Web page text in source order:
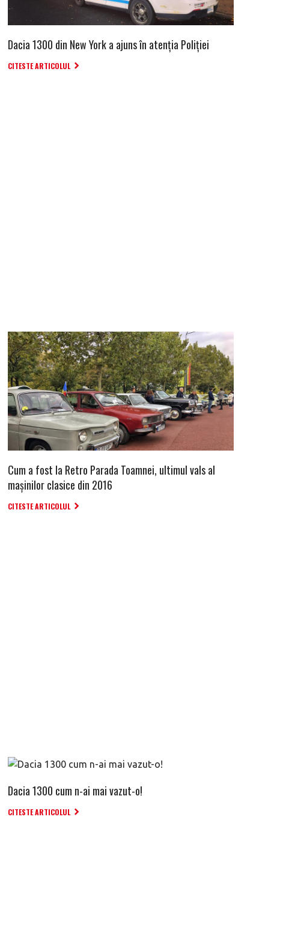
Dacia 1300 din New York a ajuns în atenția Poliției
CITESTE ARTICOLUL
Cum a fost la Retro Parada Toamnei, ultimul vals al
mașinilor clasice din 2016
CITESTE ARTICOLUL
Dacia 1300 cum n-ai mai vazut-o!
CITESTE ARTICOLUL